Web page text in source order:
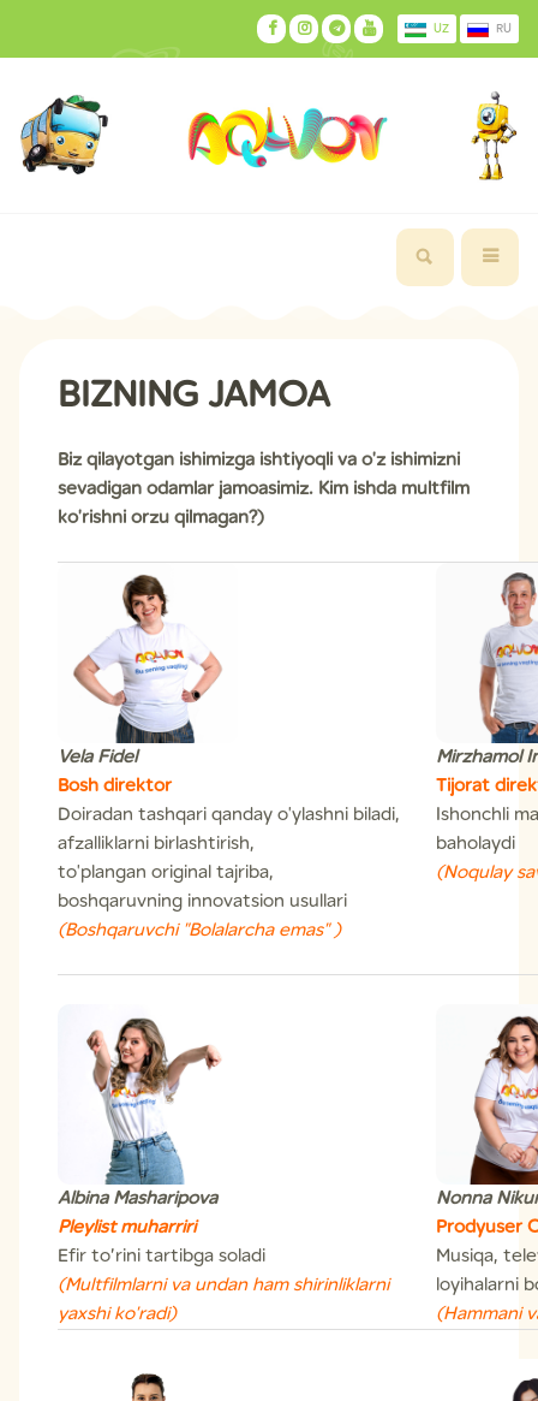
UZ RU
BIZNING JAMOA
Biz qilayotgan ishimizga ishtiyoqli va o'z ishimizni
sevadigan odamlar jamoasimiz. Kim ishda multfilm
ko'rishni orzu qilmagan?)
Vela Fidel
Bosh direktor
Doiradan tashqari qanday o'ylashni biladi,
afzalliklarni birlashtirish,
to'plangan original tajriba,
boshqaruvning innovatsion usullari
(Boshqaruvchi "Bolalarcha emas" )
Mirzhamol
Tijorat
Ishonchli
baholaydi
(Noqulay
Albina Masharipova
Pleylist muharriri
Efir to’rini tartibga soladi
(Multfilmlarni va undan ham shirinliklarni
yaxshi ko'radi)
Nonna
Prodyuser
Musiqa,
loyihalarni
(Hammani